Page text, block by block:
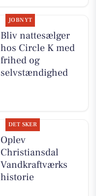
JOBNYT
Bliv nattesælger
hos Circle K med
frihed og
selvstændighed
DET SKER
Oplev
Christiansdal
Vandkraftværks
historie